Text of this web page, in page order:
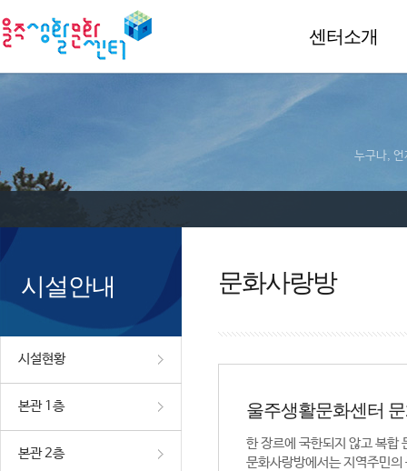
센터소개
누구나, 언
시설안내
시설현황
본관 1층
본관 2층
문화사랑방
울주생활문화센터
한 장르에 국한되지 않고 복합
문화사랑방에서는 지역주민